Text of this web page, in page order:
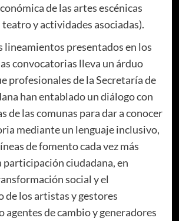
de las artes escénicas
teatro y actividades asociadas).
lineamientos presentados en los
convocatorias lleva un árduo
profesionales de la Secretaría de
han entablado un diálogo con
de las comunas para dar a conocer
mediante un lenguaje inclusivo,
de fomento cada vez más
participación ciudadana, en
social y el
de los artistas y gestores
agentes de cambio y generadores